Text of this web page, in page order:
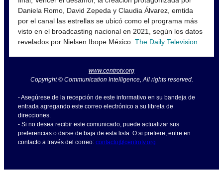
Daniela Romo, David Zepeda y Claudia Álvarez, emtida
por el canal las estrellas se ubicó como el programa más
visto en el broadcasting nacional en 2021, según los datos
revelados por Nielsen Ibope México. The Daily Television
www.centrotv.org
Copyright © Communication Intelligence, All rights reserved.
- Asegúrese de la recepción de este informativo en su bandeja de
entrada agregando este correo electrónico a su libreta de
direcciones.
- Si no desea recibir este comunicado, puede actualizar sus
preferencias o darse de baja de esta lista. O si prefiere, entre en
contacto a través del correo: contacto@centrotv.org